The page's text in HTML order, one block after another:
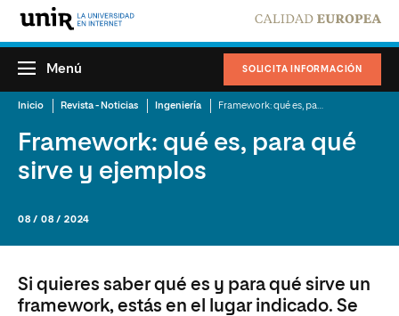
SOLICITA INFORMACIÓN
Menú
Inicio Revista - Noticias Ingeniería
Framework: qué es, para qué
sirve y ejemplos
08 / 08 / 2024
Si quieres saber qué es y para qué sirve un
framework, estás en el lugar indicado. Se